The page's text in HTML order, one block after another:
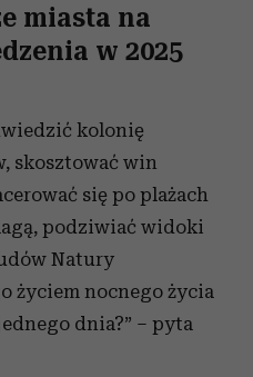
miasta na
w 2025
kolonię
skosztować win
się po plażach
podziwiać widoki
Natury
życiem nocnego życia
dnia?” – pyta